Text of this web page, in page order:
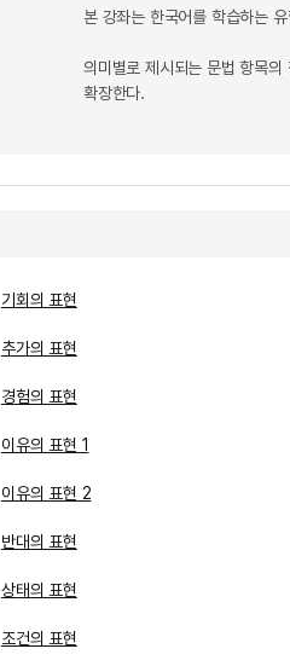
본 강좌는 한국어를 학습하는
의미별로 제시되는 문법 항목
확장한다.
기회의 표현
추가의 표현
경험의 표현
이유의 표현 1
이유의 표현 2
반대의 표현
상태의 표현
조건의 표현